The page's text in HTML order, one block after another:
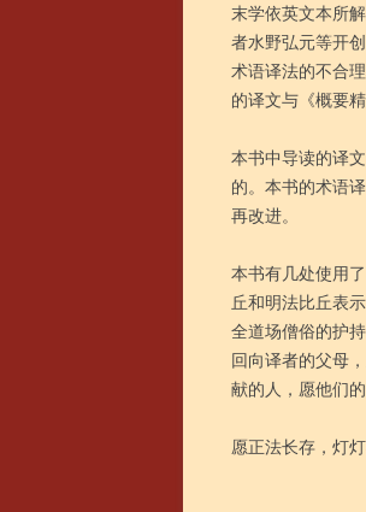
末学依英文本所
者水野弘元等开
术语译法的不合
的译文与《概要
本书中导读的译
的。本书的术语
再改进。
本书有几处使用
丘和明法比丘表
全道场僧俗的护
回向译者的父母
献的人，愿他们
愿正法长存，灯灯